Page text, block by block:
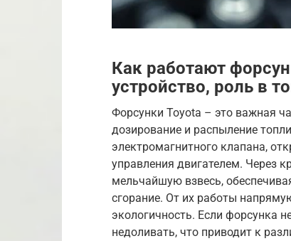
Как работают
устройство, роль в
Форсунки Toyota – это важная
дозирование и распыление
электромагнитного клапана,
управления двигателем. Через
мельчайшую взвесь,
сгорание. От их работы
экологичность. Если форсунка
недоливать, что приводит к